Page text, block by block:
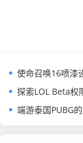
使命召唤16喷漆
探索LOL Beta权
端游泰国PUBG